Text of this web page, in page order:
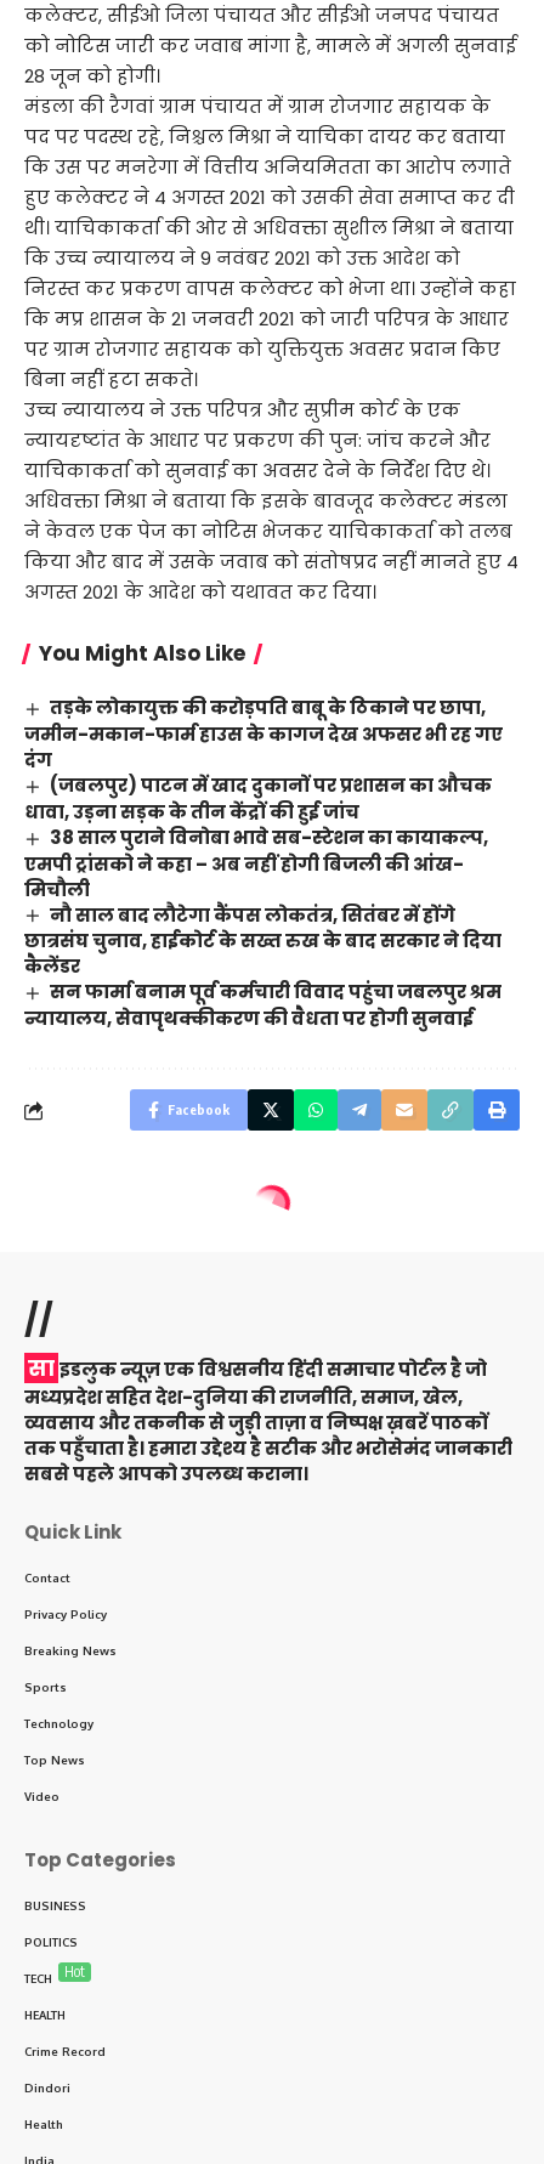
कलेक्टर, सीईओ जिला पंचायत और सीईओ जनपद पंचायत
को नोटिस जारी कर जवाब मांगा है, मामले में अगली सुनवाई
28 जून को होगी।
मंडला की रैगवां ग्राम पंचायत में ग्राम रोजगार सहायक के
पद पर पदस्थ रहे, निश्चल मिश्रा ने याचिका दायर कर बताया
कि उस पर मनरेगा में वित्तीय अनियमितता का आरोप लगाते
हुए कलेक्टर ने 4 अगस्त 2021 को उसकी सेवा समाप्त कर दी
थी। याचिकाकर्ता की ओर से अधिवक्ता सुशील मिश्रा ने बताया
कि उच्च न्यायालय ने 9 नवंबर 2021 को उक्त आदेश को
निरस्त कर प्रकरण वापस कलेक्टर को भेजा था। उन्होंने कहा
कि मप्र शासन के 21 जनवरी 2021 को जारी परिपत्र के आधार
पर ग्राम रोजगार सहायक को युक्तियुक्त अवसर प्रदान किए
बिना नहीं हटा सकते।
उच्च न्यायालय ने उक्त परिपत्र और सुप्रीम कोर्ट के एक
न्यायदृष्टांत के आधार पर प्रकरण की पुन: जांच करने और
याचिकाकर्ता को सुनवाई का अवसर देने के निर्देश दिए थे।
अधिवक्ता मिश्रा ने बताया कि इसके बावजूद कलेक्टर मंडला
ने केवल एक पेज का नोटिस भेजकर याचिकाकर्ता को तलब
किया और बाद में उसके जवाब को संतोषप्रद नहीं मानते हुए 4
अगस्त 2021 के आदेश को यथावत कर दिया।
You Might Also Like
तड़के लोकायुक्त की करोड़पति बाबू के ठिकाने पर छापा,
जमीन-मकान-फार्म हाउस के कागज देख अफसर भी रह गए
दंग
(जबलपुर) पाटन में खाद दुकानों पर प्रशासन का औचक
धावा, उड़ना सड़क के तीन केंद्रों की हुई जांच
38 साल पुराने विनोबा भावे सब-स्टेशन का कायाकल्प,
एमपी ट्रांसको ने कहा – अब नहीं होगी बिजली की आंख-
मिचौली
नौ साल बाद लौटेगा कैंपस लोकतंत्र, सितंबर में होंगे
छात्रसंघ चुनाव, हाईकोर्ट के सख्त रुख के बाद सरकार ने दिया
कैलेंडर
सन फार्मा बनाम पूर्व कर्मचारी विवाद पहुंचा जबलपुर श्रम
न्यायालय, सेवापृथक्कीकरण की वैधता पर होगी सुनवाई
Facebook
//
साइडलुक न्यूज़ एक विश्वसनीय हिंदी समाचार पोर्टल है जो
मध्यप्रदेश सहित देश-दुनिया की राजनीति, समाज, खेल,
व्यवसाय और तकनीक से जुड़ी ताज़ा व निष्पक्ष ख़बरें पाठकों
तक पहुँचाता है। हमारा उद्देश्य है सटीक और भरोसेमंद जानकारी
सबसे पहले आपको उपलब्ध कराना।
Quick Link
Contact
Privacy Policy
Breaking News
Sports
Technology
Top News
Video
Top Categories
BUSINESS
POLITICS
TECH Hot
HEALTH
Crime Record
Dindori
Health
India